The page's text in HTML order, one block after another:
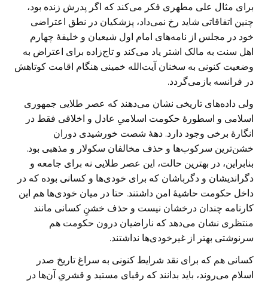
برای مثال علی مطهری فکر می‌کند که اگر پدرش زنده بود،
چنین اتفاقاتی شاید رخ نمی‌داد، پزشکیان در نطق اعتراضی
خود در مجلس از نامه‌های امام اول شیعیان و خلیفهٔ چهارم
اهل سنت به مالک اشتر یاد می‌کند و تاج‌زاده برای اعتراض به
وضعیت کنونی به سخنان آیت‌الله خمینی هنگام اقامت کوتاهش
در فرانسه بازمی‌گردد.
ولی داده‌های تاریخی نشان می‌دهند که عصر طلایی جمهوری
اسلامی و اسطورهٔ حکومت اسلامیِ عادل و اخلاقی فقط در
انگارهٔ برخی وجود دارد. دههٔ شصت خورشیدی دوران
خشن‌ترین سرکوب‌ها و حذف مخالفان سکولار و مذهبی بود.
بنابراین، در بهترین حالت، این عصر طلایی نه برای جامعه و
دگراندیشان و دگرباشان که برای خودی‌ها و کسانی بوده که در
داخل حکومت حاشیهٔ امن داشتند. حتا در میان خودی‌ها هم این
کارنامه چندان درخشان نیست و حذف خشنِ کسانی مانند
منتظری نشان می‌دهد که ناراضیان درون حکومت هم
سرنوشتی بهتر از غیرخودی‌ها نداشتند.
کسانی هم که برای نقد شرایط کنونی به سراغ تاریخ صدر
اسلام می‌روند، باید بدانند که رقبای مستبد و قشریِ آن‌ها در